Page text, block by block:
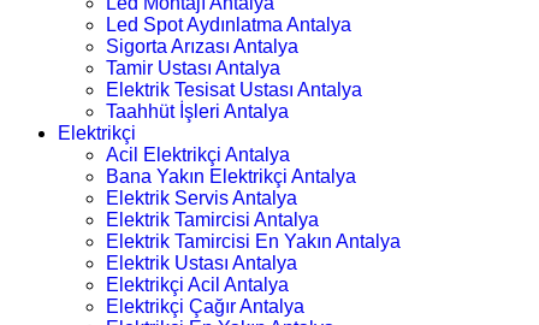
Led Spot Aydınlatma Antalya
Sigorta Arızası Antalya
Tamir Ustası Antalya
Elektrik Tesisat Ustası Antalya
Taahhüt İşleri Antalya
Elektrikçi
Acil Elektrikçi Antalya
Bana Yakın Elektrikçi Antalya
Elektrik Servis Antalya
Elektrik Tamircisi Antalya
Elektrik Tamircisi En Yakın Antalya
Elektrik Ustası Antalya
Elektrikçi Acil Antalya
Elektrikçi Çağır Antalya